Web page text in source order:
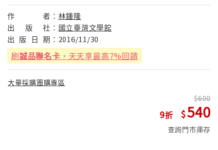
作 者： 林鍾隆
出
版 社： 國立臺灣文學館
出 版 日 期： 2016/11/30
刷誠品聯名卡 ，天天享最高7%回饋
大量採購團購專區
9
600
540
查詢門市庫存